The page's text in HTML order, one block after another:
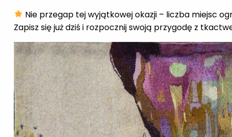
Nie przegap tej wyjątkowej okazji – liczba miejsc
Zapisz się już dziś i rozpocznij swoją przygodę z